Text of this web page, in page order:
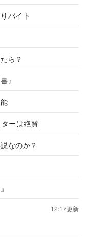
バイト
ら？
』
ーは絶賛
なのか？
12:17更新